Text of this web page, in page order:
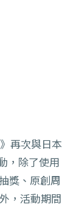
再次與日本
，除了使用
獎、原創周
，活動期間